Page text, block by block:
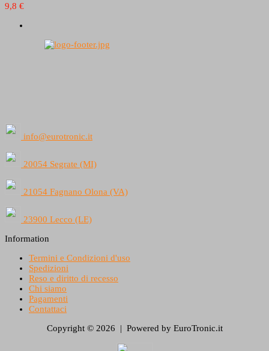
9,8 €
info@eurotronic.it
20054 Segrate (MI)
21054 Fagnano Olona (VA)
23900 Lecco (LE)
Information
Termini e Condizioni d'uso
Spedizioni
Reso e diritto di recesso
Chi siamo
Pagamenti
Contattaci
Copyright © 2026 | Powered by EuroTronic.it